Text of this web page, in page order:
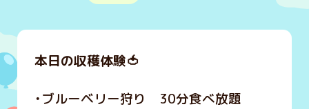
本日の収穫体験🍅
・ブルーベリー狩り 30分食べ放題